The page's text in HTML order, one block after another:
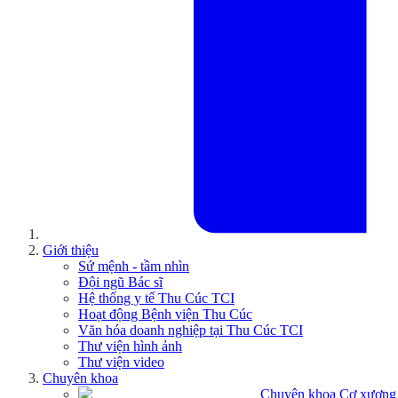
Giới thiệu
Sứ mệnh - tầm nhìn
Đội ngũ Bác sĩ
Hệ thống y tế Thu Cúc TCI
Hoạt động Bệnh viện Thu Cúc
Văn hóa doanh nghiệp tại Thu Cúc TCI
Thư viện hình ảnh
Thư viện video
Chuyên khoa
Chuyên khoa Cơ